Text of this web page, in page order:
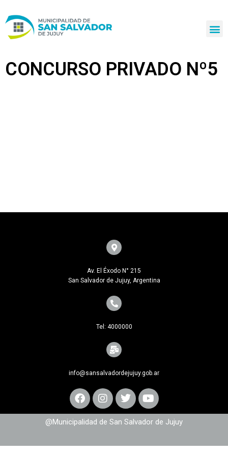
al
CONCURSO PRIVADO Nº5
Av. El Éxodo N° 215
San Salvador de Jujuy, Argentina
Tel: 4000000
info@sansalvadordejujuy.gob.ar
@Municipalidad de San Salvador de Jujuy